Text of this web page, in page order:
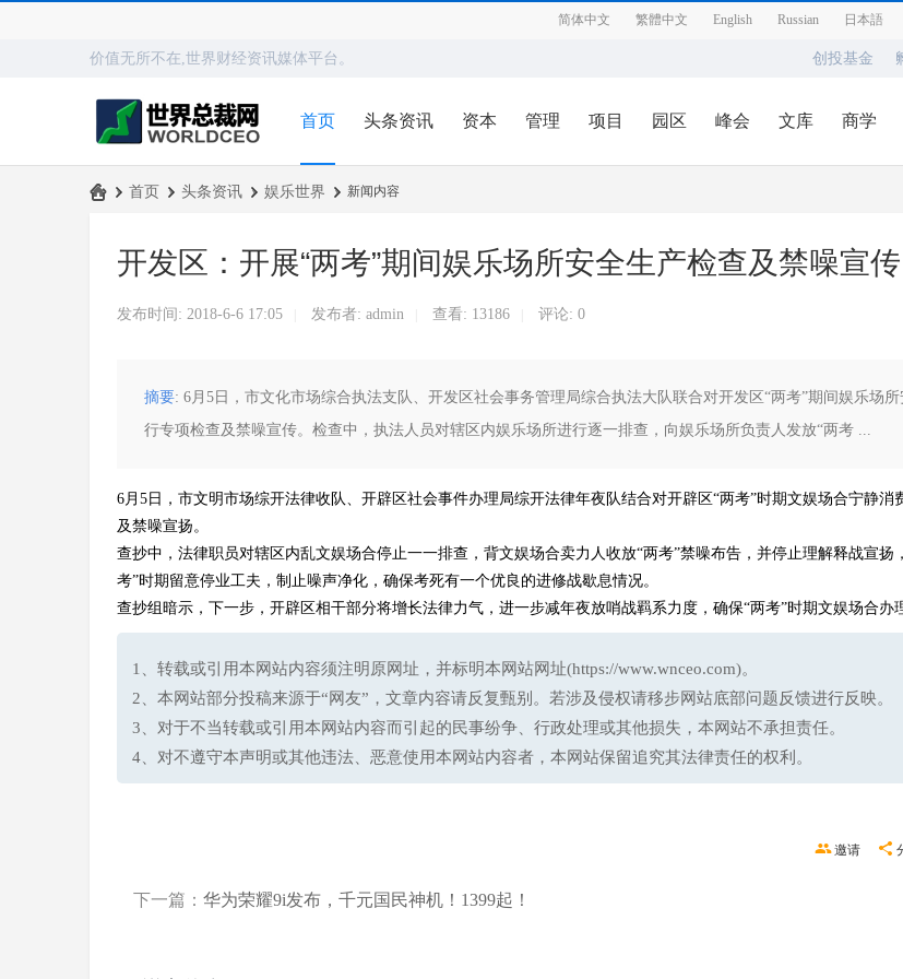
简体中文 繁體中文 English Russian 日本語
价值无所不在,世界财经资讯媒体平台。 创投基金
首页 头条资讯 资本 管理 项目 园区 峰会 文库 商学
› 首页 › 头条资讯 › 娱乐世界 › 新闻内容
开发区：开展“两考”期间娱乐场所安全生产检查及禁噪宣
发布时间: 2018-6-6 17:05 发布者: admin 查看: 13186 评论: 0
摘要: 6月5日，市文化市场综合执法支队、开发区社会事务管理局综合执法大队联合对开发区“两考”期间娱乐场
行专项检查及禁噪宣传。检查中，执法人员对辖区内娱乐场所进行逐一排查，向娱乐场所负责人发放“两考 ...
6月5日，市文明市场综开法律收队、开辟区社会事件办理局综开法律年夜队结合对开辟区“两考”时期文娱场合宁静消
及禁噪宣扬。
查抄中，法律职员对辖区内乱文娱场合停止一一排查，背文娱场合卖力人收放“两考”禁噪布告，并停止理解释战宣扬
考”时期留意停业工夫，制止噪声净化，确保考死有一个优良的进修战歇息情况。
查抄组暗示，下一步，开辟区相干部分将增长法律力气，进一步减年夜放哨战羁系力度，确保“两考”时期文娱场合办
1、转载或引用本网站内容须注明原网址，并标明本网站网址(https://www.wnceo.com)。
2、本网站部分投稿来源于“网友”，文章内容请反复甄别。若涉及侵权请移步网站底部问题反馈进行反映。
3、对于不当转载或引用本网站内容而引起的民事纷争、行政处理或其他损失，本网站不承担责任。
4、对不遵守本声明或其他违法、恶意使用本网站内容者，本网站保留追究其法律责任的权利。
邀请
下一篇： 华为荣耀9i发布，千元国民神机！1399起！